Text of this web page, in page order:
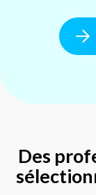
Des